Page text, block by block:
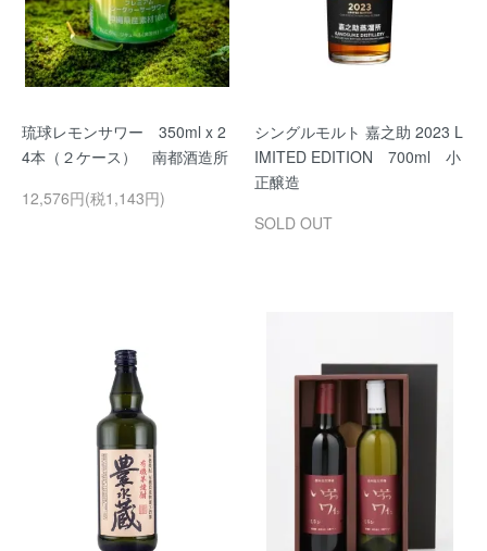
琉球レモンサワー 350ml x 2
4本（２ケース） 南都酒造所
12,576円(税1,143円)
シングルモルト 嘉之助 2023 L
IMITED EDITION 700ml 小
正醸造
SOLD OUT